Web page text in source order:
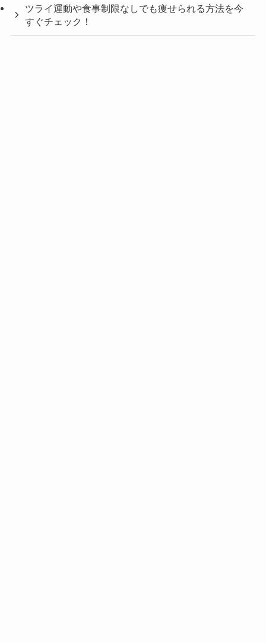
ツライ運動や食事制限なしでも痩せられる方法を今
すぐチェック！